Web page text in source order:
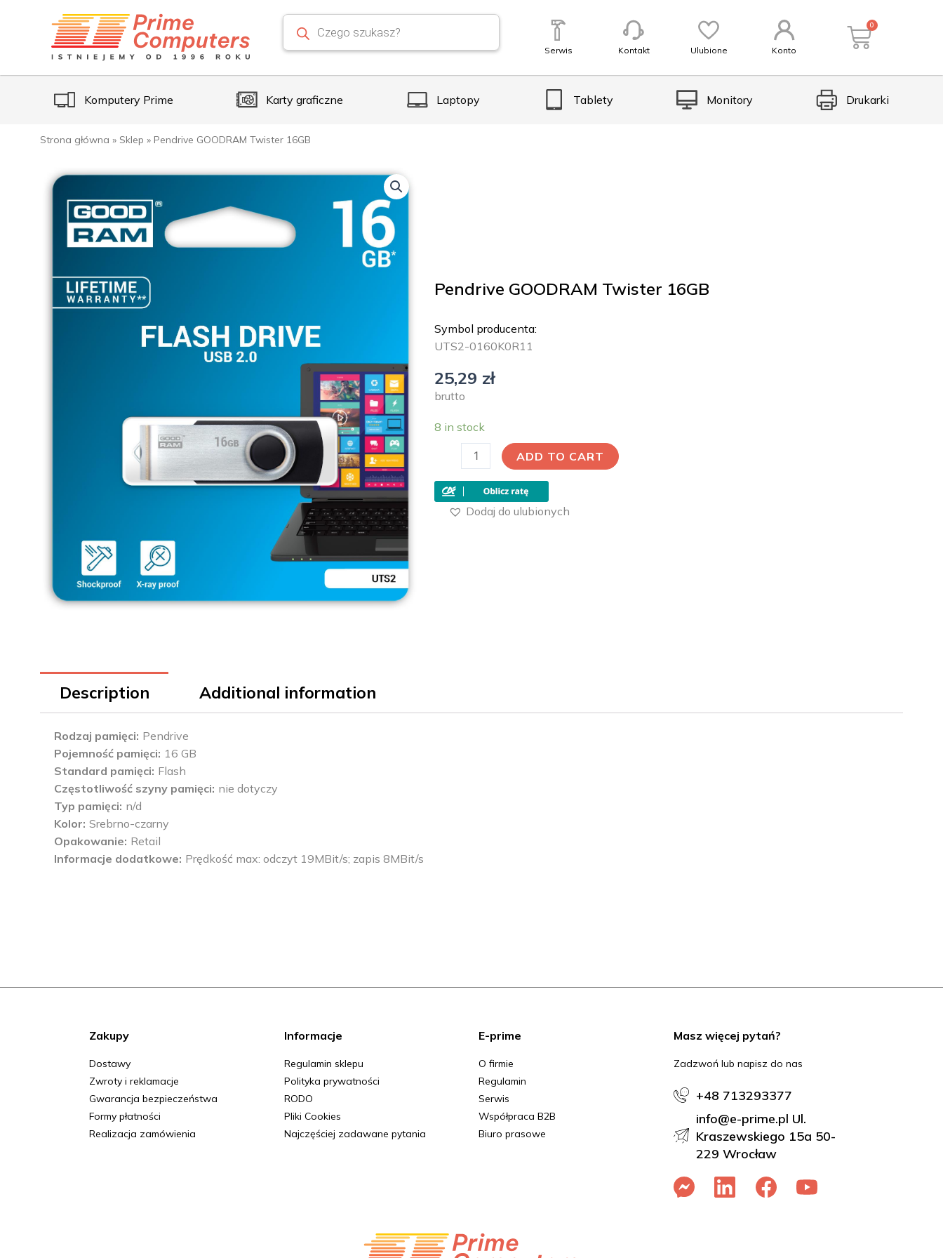
Serwis Kontakt Ulubione Konto
0
Komputery Prime Karty graficzne Laptopy Tablety Monitory Drukarki
Strona główna » Sklep » Pendrive GOODRAM Twister 16GB
Pendrive GOODRAM Twister 16GB
Symbol producenta:
UTS2-0160K0R11
25,29 zł
brutto
8 in stock
ADD TO CART
Dodaj do ulubionych
Description Additional information
Rodzaj pamięci Pendrive
Pojemność pamięci 16 GB
Standard pamięci Flash
Częstotliwość szyny pamięci nie dotyczy
Typ pamięci n/d
Kolor Srebrno-czarny
Opakowanie Retail
Informacje dodatkowe Prędkość max: odczyt 19MBit/s; zapis 8MBit/s
Zakupy
Dostawy
Zwroty i reklamacje
Gwarancja bezpieczeństwa
Formy płatności
Realizacja zamówienia
Informacje
Regulamin sklepu
Polityka prywatności
RODO
Pliki Cookies
Najczęściej zadawane pytania
E-prime
O firmie
Regulamin
Serwis
Współpraca B2B
Biuro prasowe
Masz więcej pytań?
Zadzwoń lub napisz do nas
+48 713293377
info@e-prime.pl Ul.
Kraszewskiego 15a 50-
229 Wrocław